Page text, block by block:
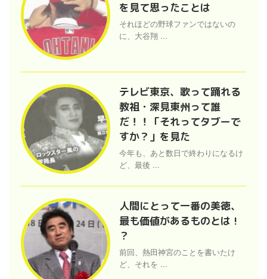
を見て思ったことは
それほどの野球ファンではないの
に、大谷翔 ...
テレビ東京、歌って踊れる
教祖・深見東州って誰
だ！！「それってタブーで
すか？」を見た
今年も、あと数日で終わりになるけ
ど、最後 ...
人間にとって一番の美徳、
最も価値があるものとは !
？
前回、熱田神宮のことを書いたけ
ど、それを ...